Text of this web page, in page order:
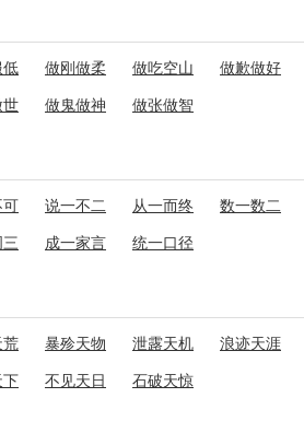
低 做刚做柔 做吃空山 做歉做好
世 做鬼做神 做张做智
可 说一不二 从一而终 数一数二
成一家言 统一口径
荒 暴殄天物 泄露天机 浪迹天涯
下 不见天日 石破天惊